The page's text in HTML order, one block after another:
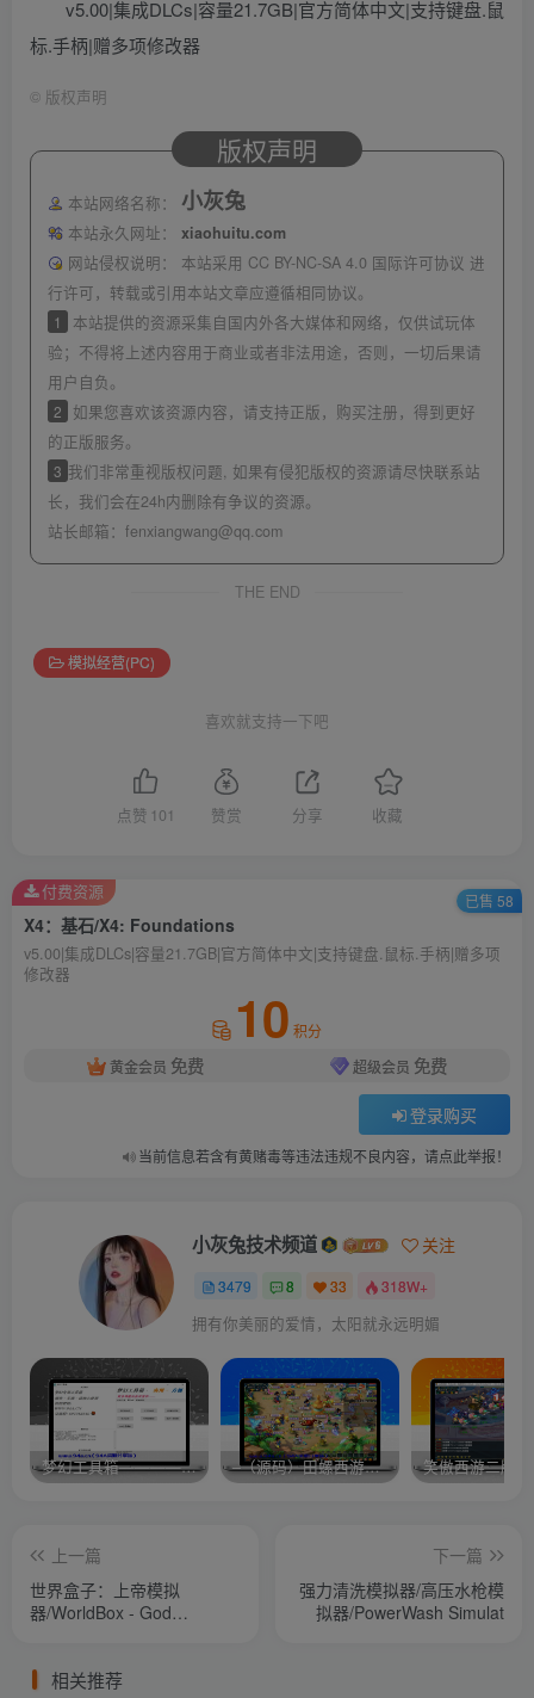
v5.00|集成DLCs|容量21.7GB|官方简体中文|支持键盘.鼠
标.手柄|赠多项修改器
© 版权声明
版权声明
本站网络名称： 小灰兔
本站永久网址：
xiaohuitu.com
网站侵权说明：
本站采用 CC BY-NC-SA 4.0 国际许可协议 进
行许可，转载或引用本站文章应遵循相同协议。
1
本站提供的资源采集自国内外各大媒体和网络，仅供试玩体
验；不得将上述内容用于商业或者非法用途，否则，一切后果请
用户自负。
2
如果您喜欢该资源内容，请支持正版，购买注册，得到更好
的正版服务。
3 我们非常重视版权问题, 如果有侵犯版权的资源请尽快联系站
长，我们会在24h内删除有争议的资源。
站长邮箱： fenxiangwang@qq.com
THE END
模拟经营(PC)
喜欢就支持一下吧
点赞 101 赞赏 分享 收藏
X4：基石/X4: Foundations
v5.00|集成DLCs|容量21.7GB|官方简体中文|支持键盘.鼠标.手柄|赠多项
修改器
10 积分
黄金会员 免费 超级会员 免费
登录购买
当前信息若含有黄赌毒等违法违规不良内容，请点此举报！
付费资源 已售 58
小灰兔技术频道 关注
3479 8 33 318W+
拥有你美丽的爱情，太阳就永远明媚
梦幻工具箱————-免费 –（源码）田螺西游9.0 假人摆摊18门派飞升渡劫化圣助战最新BB谛听…. 笑傲西游二版-
上一篇
世界盒子：上帝模拟
器/WorldBox - God
下一篇
强力清洗模拟器/高压水枪模
拟器/PowerWash Simulat
相关推荐